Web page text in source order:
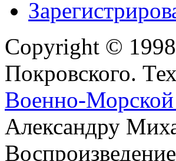
Copyright ©
Покровского.
Военно-
Александру